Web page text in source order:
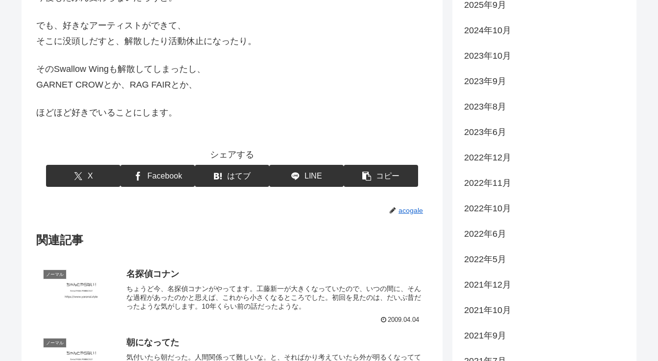
でも、好きなアーティストができて、
そこに没頭しだすと、解散したり活動休止になったり。
そのSwallow Wingも解散してしまったし、
GARNET CROWとか、RAG FAIRとか、
ほどほど好きでいることにします。
シェアする
X Facebook はてブ LINE コピー
acogale
関連記事
ノーマル 名探偵コナン
ちょうど今、名探偵コナンがやってます。工藤新一が大きくなっていたので、いつの間に、そん
な過程があったのかと思えば、これから小さくなるところでした。初回を見たのは、だいぶ昔だ
ったような気がします。10年くらい前の話だったような。
2009.04.04
ノーマル 朝になってた
気付いたら朝だった。人間関係って難しいな。と、そればかり考えていたら外が明るくなってて
2025年9月
2024年10月
2023年10月
2023年9月
2023年8月
2023年6月
2022年12月
2022年11月
2022年10月
2022年6月
2022年5月
2021年12月
2021年10月
2021年9月